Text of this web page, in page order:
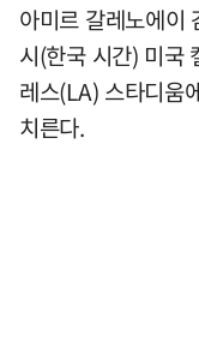
아미르 갈레노에이
시(한국 시간) 미국
레스(LA) 스타디움
치른다.